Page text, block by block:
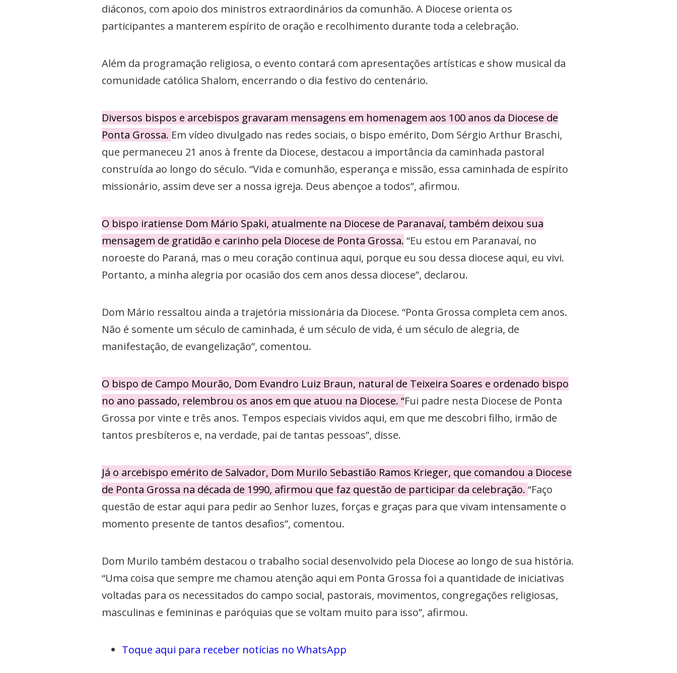
diáconos, com apoio dos ministros extraordinários da comunhão. A Diocese orienta os
participantes a manterem espírito de oração e recolhimento durante toda a celebração.
Além da programação religiosa, o evento contará com apresentações artísticas e show musical da
comunidade católica Shalom, encerrando o dia festivo do centenário.
Diversos bispos e arcebispos gravaram mensagens em homenagem aos 100 anos da Diocese de
Ponta Grossa. Em vídeo divulgado nas redes sociais, o bispo emérito, Dom Sérgio Arthur Braschi,
que permaneceu 21 anos à frente da Diocese, destacou a importância da caminhada pastoral
construída ao longo do século. “Vida e comunhão, esperança e missão, essa caminhada de espírito
missionário, assim deve ser a nossa igreja. Deus abençoe a todos”, afirmou.
O bispo iratiense Dom Mário Spaki, atualmente na Diocese de Paranavaí, também deixou sua
mensagem de gratidão e carinho pela Diocese de Ponta Grossa. “Eu estou em Paranavaí, no
noroeste do Paraná, mas o meu coração continua aqui, porque eu sou dessa diocese aqui, eu vivi.
Portanto, a minha alegria por ocasião dos cem anos dessa diocese”, declarou.
Dom Mário ressaltou ainda a trajetória missionária da Diocese. “Ponta Grossa completa cem anos.
Não é somente um século de caminhada, é um século de vida, é um século de alegria, de
manifestação, de evangelização”, comentou.
O bispo de Campo Mourão, Dom Evandro Luiz Braun, natural de Teixeira Soares e ordenado bispo
no ano passado, relembrou os anos em que atuou na Diocese. “Fui padre nesta Diocese de Ponta
Grossa por vinte e três anos. Tempos especiais vividos aqui, em que me descobri filho, irmão de
tantos presbíteros e, na verdade, pai de tantas pessoas”, disse.
Já o arcebispo emérito de Salvador, Dom Murilo Sebastião Ramos Krieger, que comandou a Diocese
de Ponta Grossa na década de 1990, afirmou que faz questão de participar da celebração. “Faço
questão de estar aqui para pedir ao Senhor luzes, forças e graças para que vivam intensamente o
momento presente de tantos desafios”, comentou.
Dom Murilo também destacou o trabalho social desenvolvido pela Diocese ao longo de sua história.
“Uma coisa que sempre me chamou atenção aqui em Ponta Grossa foi a quantidade de iniciativas
voltadas para os necessitados do campo social, pastorais, movimentos, congregações religiosas,
masculinas e femininas e paróquias que se voltam muito para isso”, afirmou.
Toque aqui para receber notícias no WhatsApp